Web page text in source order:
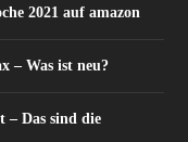
2021 auf amazon
– Was ist neu?
– Das sind die